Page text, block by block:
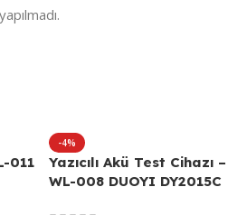
011
-4%
Yazıcılı Akü Test Cihazı –
WL-008 DUOYI DY2015C